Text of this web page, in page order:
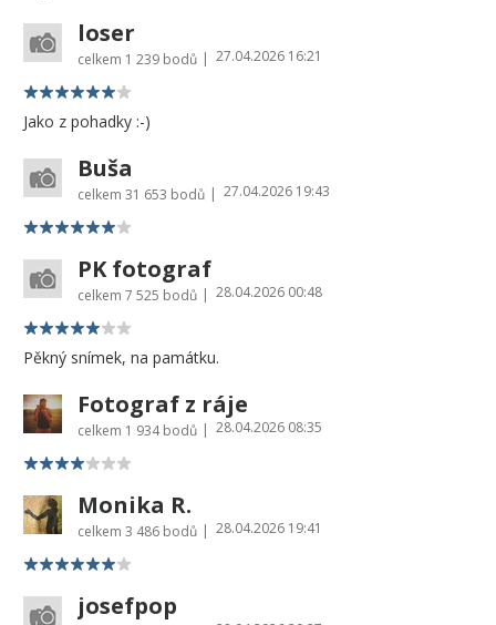
loser
celkem 1 239 bodů | 27.04.2026 16:21
Jako z pohadky :-)
Buša
celkem 31 653 bodů | 27.04.2026 19:43
PK fotograf
celkem 7 525 bodů | 28.04.2026 00:48
Pěkný snímek, na památku.
Fotograf z ráje
celkem 1 934 bodů | 28.04.2026 08:35
Monika R.
celkem 3 486 bodů | 28.04.2026 19:41
josefpop